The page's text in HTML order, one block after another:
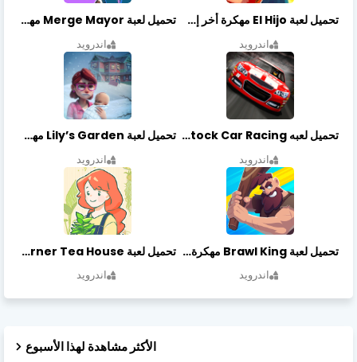
تحميل لعبة El Hijo مهكرة أخر إصدار
اندرويد
تحميل لعبة Merge Mayor مهكرة أخر إصدار
اندرويد
تحميل لعبه Stock Car Racing مهكرة أخر إصدار
اندرويد
تحميل لعبة Lily’s Garden مهكرة أخر إصدار
اندرويد
تحميل لعبة Brawl King مهكرة أخر إصدار
اندرويد
تحميل لعبة Little Corner Tea House مهكرة أخر إصدار
اندرويد
الأكثر مشاهدة لهذا الأسبوع